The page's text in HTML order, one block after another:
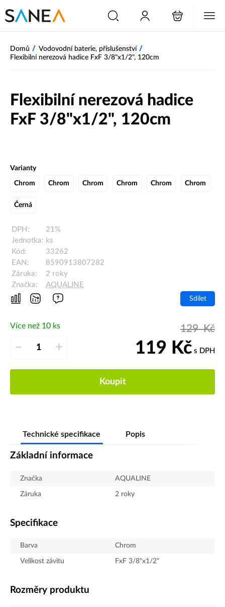
Domů / Vodovodní baterie, příslušenství /
Flexibilní nerezová hadice FxF 3/8"x1/2", 120cm
Flexibilní nerezová hadice
FxF 3/8"x1/2", 120cm
Varianty
Chrom Chrom Chrom Chrom Chrom Chrom
Černá
DPH:
21%
Jednotka: ks
Kód:
33262
EAN:
8590913807282
Záruka:
2 roky
Značka:
AQUALINE
Sdílet
Více než 10 ks
– +
129Kč
119 Kč s DPH
Koupit
Technické specifikace Popis
Základní informace
Značka AQUALINE
Záruka 2 roky
Specifikace
Barva Chrom
Velikost závitu FxF 3/8"x1/2"
Rozměry produktu